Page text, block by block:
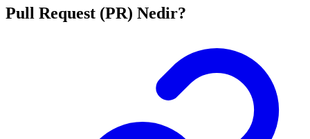
Pull Request (PR) Nedir?